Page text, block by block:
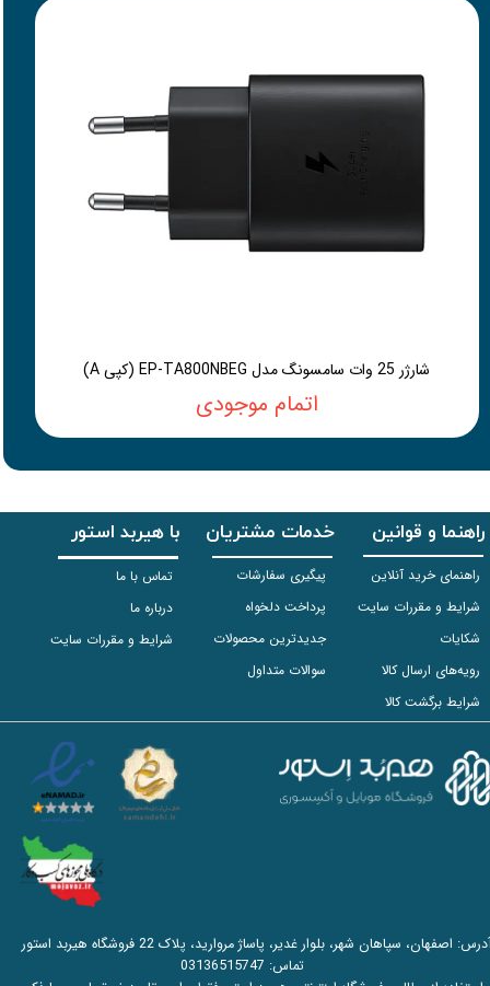
شارژر 25 وات سامسونگ مدل EP-TA800NBEG (کپی A)
اتمام موجودی
راهنما و قوانین
راهنمای خرید آنلاین
شرایط و مقررات سایت
شکایات
رویه‌های ارسال کالا
شرایط برگشت کالا
خدمات مشتریان
پیگیری سفارشات
پرداخت دلخواه
جدیدترین محصولات
سوالات متداول
با هیربد استور
تماس با ما
درباره ما
شرایط و مقررات سایت
آدرس: اصفهان، سپاهان شهر، بلوار غدیر، پاساژ مروارید، پلاک 22 فروشگاه هیربد استور
تماس: 03136515747